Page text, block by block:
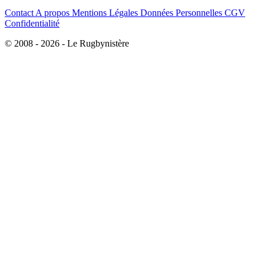
Contact A propos Mentions Légales Données Personnelles CGV
Confidentialité
© 2008 - 2026 - Le Rugbynistère